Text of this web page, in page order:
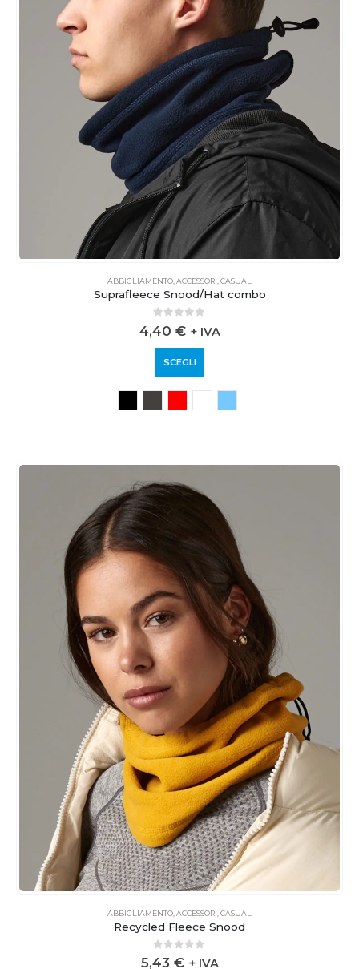
ABBIGLIAMENTO ACCESSORI CASUAL
Suprafleece Snood/Hat combo
0 out of 5
4,40 € + IVA
SCEGLI
ABBIGLIAMENTO ACCESSORI CASUAL
Recycled Fleece Snood
0 out of 5
5,43 € + IVA